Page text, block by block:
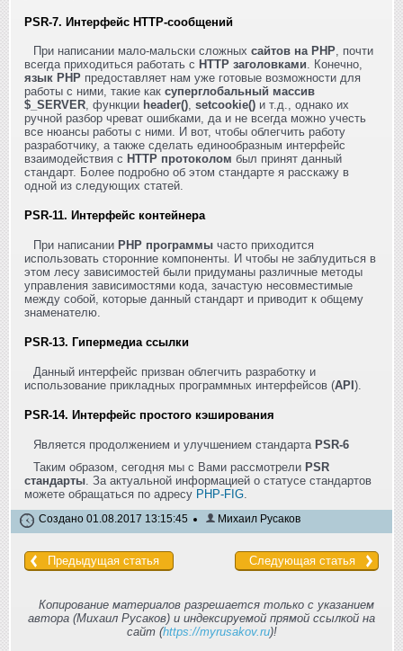
PSR-7. Интерфейс HTTP-сообщений
При написании мало-мальски сложных сайтов на PHP, почти
всегда приходиться работать с HTTP заголовками. Конечно,
язык PHP предоставляет нам уже готовые возможности для
работы с ними, такие как суперглобальный массив
$_SERVER, функции header(), setcookie() и т.д., однако их
ручной разбор чреват ошибками, да и не всегда можно учесть
все нюансы работы с ними. И вот, чтобы облегчить работу
разработчику, а также сделать единообразным интерфейс
взаимодействия с HTTP протоколом был принят данный
стандарт. Более подробно об этом стандарте я расскажу в
одной из следующих статей.
PSR-11. Интерфейс контейнера
При написании PHP программы часто приходится
использовать сторонние компоненты. И чтобы не заблудиться в
этом лесу зависимостей были придуманы различные методы
управления зависимостями кода, зачастую несовместимые
между собой, которые данный стандарт и приводит к общему
знаменателю.
PSR-13. Гипермедиа ссылки
Данный интерфейс призван облегчить разработку и
использование прикладных программных интерфейсов (API ).
PSR-14. Интерфейс простого кэширования
Является продолжением и улучшением стандарта PSR-6
Таким образом, сегодня мы с Вами рассмотрели PSR
стандарты . За актуальной информацией о статусе стандартов
можете обращаться по адресу PHP-FIG
Создано 01.08.2017 13:15:45 Михаил Русаков
Предыдущая статья Следующая статья
Копирование материалов разрешается только с указанием
автора (Михаил Русаков) и индексируемой прямой ссылкой на
сайт (https://myrusakov.ru)!